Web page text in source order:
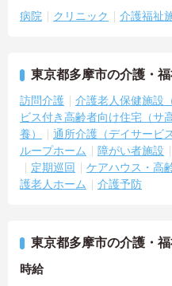
病院 クリニック 介護福祉
東京都多摩市の介護・
訪問介護 介護老人保健施設
ビス付き高齢者向け住宅（サ
養）
通所介護（デイサービス
ループホーム
障がい者施設
定期巡回
ケアハウス・高
護老人ホーム
介護予防
東京都多摩市の介護・
時給